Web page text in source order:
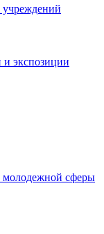
и экспозиции
сферы